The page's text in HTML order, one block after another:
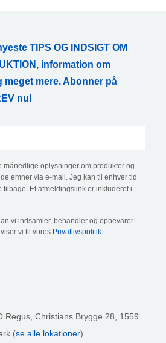
TIPS OG INDSIGT OM
information om
meget mere. Abonner på
nu!
månedlige oplysninger om produkter og
emner via e-mail. Jeg kan til enhver tid
tilbage. Et afmeldingslink er inkluderet i
vi indsamler, behandler og opbevarer
vi til vores Privatlivspolitik.
Regus, Christians Brygge 28, 1559
(se alle lokationer)